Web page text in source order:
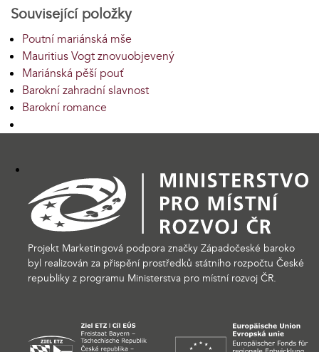
Související položky
Poutní mariánská mše
Mauritius Vogt znovuobjevený
Mariánská pěší pouť
Barokní zahradní slavnost
Barokní romance
Projekt Marketingová podpora značky Západočeské baroko
byl realizován za přispění prostředků státního rozpočtu České
republiky z programu Ministerstva pro místní rozvoj ČR.